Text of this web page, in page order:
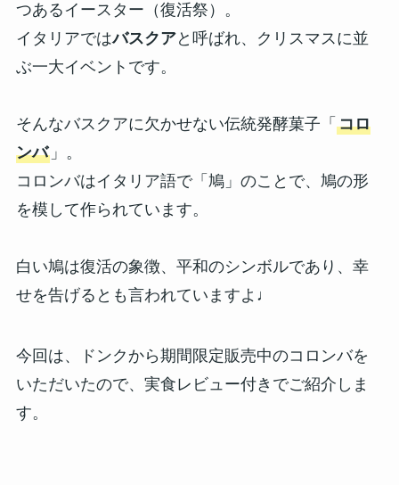
つあるイースター（復活祭）。
イタリアではバスクアと呼ばれ、クリスマスに並
ぶ一大イベントです。
そんなバスクアに欠かせない伝統発酵菓子「 コロ
ンバ」。
コロンバはイタリア語で「鳩」のことで、鳩の形
を模して作られています。
白い鳩は復活の象徴、平和のシンボルであり、幸
せを告げるとも言われていますよ♩
今回は、ドンクから期間限定販売中のコロンバを
いただいたので、実食レビュー付きでご紹介しま
す。